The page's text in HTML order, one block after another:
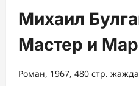
Михаил
Мастер и
Роман, 1967, 480 стр.